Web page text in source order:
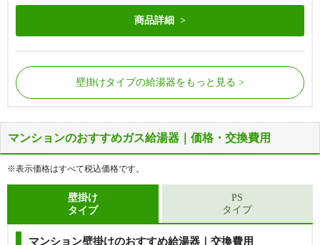
商品詳細
壁掛けタイプの給湯器をもっと見る
屋外の床に据置で設置されているタイプの給湯器で
浴槽にある循環金具の数が1つだけの場合に該当し
【基本工事費込セット】リンナイ 給湯専用給湯器 [エ
屋外の床に据置で設置されているタイプの給湯器で
浴槽にある循環金具の数が2つの場合に該当しま
マンションのおすすめガス給湯器｜価格・交換費用
※表示価格はすべて税込価格です。
壁掛け
タイプ
マンション壁掛けのおすすめ給湯器｜交換費用
PS
タイプ